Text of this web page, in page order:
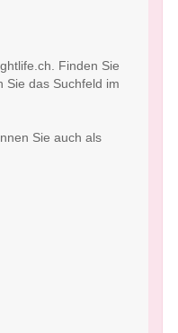
Finden Sie
Sie das Suchfeld im
Sie auch als